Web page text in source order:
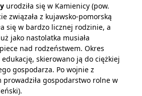
urodziła się w Kamienicy (pow.
związała z kujawsko-pomorską
się w bardzo licznej rodzinie, a
jako nastolatka musiała
nad rodzeństwem. Okres
skierowano ją do ciężkiej
gospodarza. Po wojnie z
prowadziła gospodarstwo rolne w